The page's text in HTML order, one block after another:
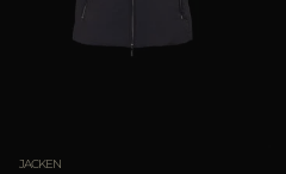
JACKEN